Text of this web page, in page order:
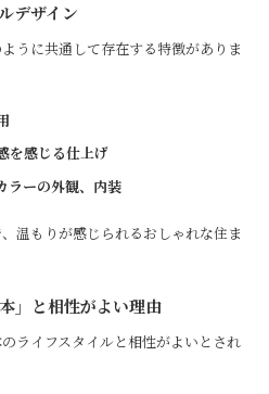
デザイン
うに共通して存在する特徴がありま
を感じる仕上げ
ラーの外観、内装
温もりが感じられるおしゃれな住ま
」と相性がよい理由
ライフスタイルと相性がよいとされ